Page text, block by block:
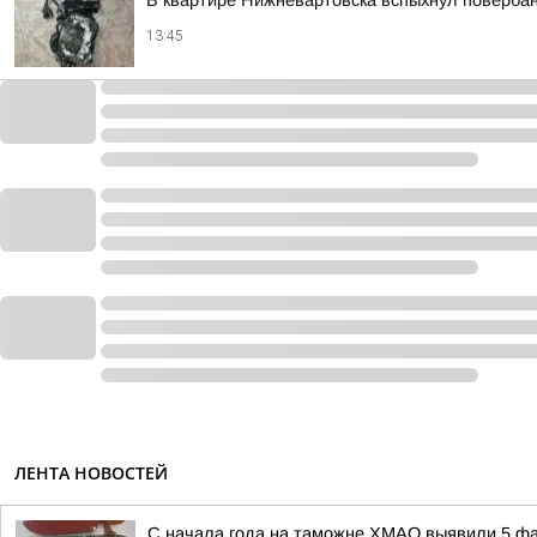
13:45
ЛЕНТА НОВОСТЕЙ